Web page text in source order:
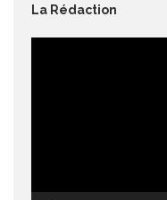
La Rédaction